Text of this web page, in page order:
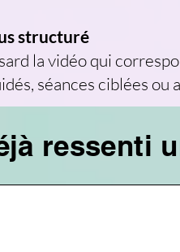
structuré
la vidéo qui
séances ciblées
ressenti